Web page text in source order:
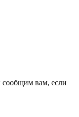
сообщим вам, если